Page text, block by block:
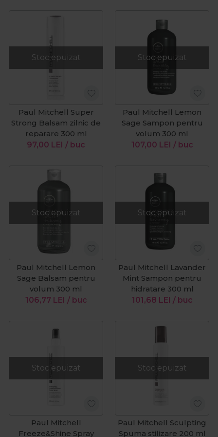
Stoc epuizat
Paul Mitchell Super
Strong Balsam zilnic de
reparare 300 ml
97,00 LEI / buc
Stoc epuizat
Paul Mitchell Lemon
Sage Sampon pentru
volum 300 ml
107,00 LEI / buc
Stoc epuizat
Paul Mitchell Lemon
Sage Balsam pentru
volum 300 ml
106,77 LEI / buc
Stoc epuizat
Paul Mitchell Lavander
Mint Sampon pentru
hidratare 300 ml
101,68 LEI / buc
Stoc epuizat
Paul Mitchell
Freeze&Shine Spray
Stoc epuizat
Paul Mitchell Sculpting
Spuma stilizare 200 ml